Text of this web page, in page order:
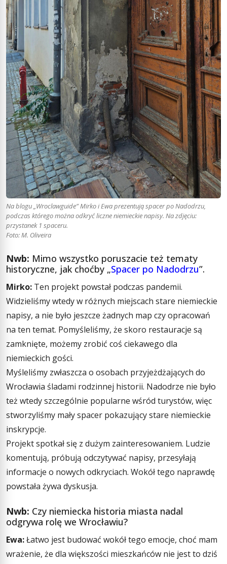
Na blogu „Wroclawguide” Mirko i Ewa prezentują spacer po Nadodrzu,
podczas którego można odkryć liczne niemieckie napisy. Na zdjęciu:
przystanek 1 spaceru.
Foto: M. Oliveira
Nwb: Mimo wszystko poruszacie też tematy
historyczne, jak choćby „Spacer po Nadodrzu”.
Mirko: Ten projekt powstał podczas pandemii.
Widzieliśmy wtedy w różnych miejscach stare niemieckie
napisy, a nie było jeszcze żadnych map czy opracowań
na ten temat. Pomyśleliśmy, że skoro restauracje są
zamknięte, możemy zrobić coś ciekawego dla
niemieckich gości.
Myśleliśmy zwłaszcza o osobach przyjeżdżających do
Wrocławia śladami rodzinnej historii. Nadodrze nie było
też wtedy szczególnie popularne wśród turystów, więc
stworzyliśmy mały spacer pokazujący stare niemieckie
inskrypcje.
Projekt spotkał się z dużym zainteresowaniem. Ludzie
komentują, próbują odczytywać napisy, przesyłają
informacje o nowych odkryciach. Wokół tego naprawdę
powstała żywa dyskusja.
Nwb: Czy niemiecka historia miasta nadal
odgrywa rolę we Wrocławiu?
Ewa:Łatwo jest budować wokół tego emocje, choć mam
wrażenie, że dla większości mieszkańców nie jest to dziś